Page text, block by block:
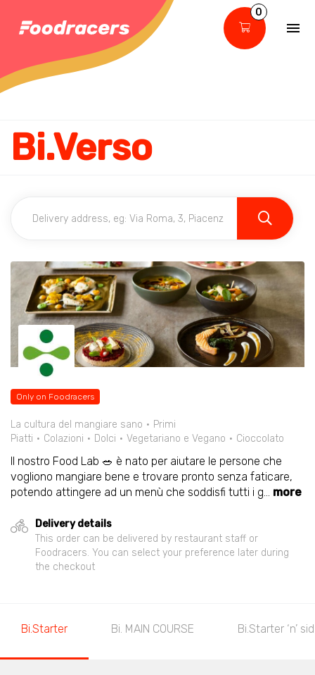
0
Bi.Verso
Only on Foodracers
La cultura del mangiare sano
Primi
Piatti
Colazioni Dolci Vegetariano e Vegano Cioccolato
Il nostro Food Lab 🥗 è nato per aiutare le persone che
vogliono mangiare bene e trovare pronto senza faticare,
potendo attingere ad un menù che soddisfi tutti i g... more
Delivery details
This order can be delivered by restaurant staff or
Foodracers. You can select your preference later during
the checkout
Bi.Starter Bi. MAIN COURSE Bi.Starter ‘n’